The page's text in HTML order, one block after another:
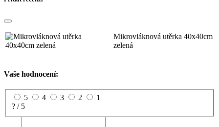
Mikrovláknová utěrka 40x40cm
zelená
Vaše hodnocení:
5 4 3 2
1
? / 5